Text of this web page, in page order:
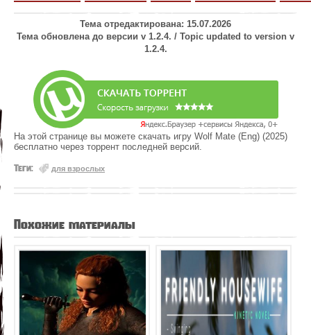
Тема отредактирована: 15.07.2026
Тема обновлена до версии v 1.2.4. / Topic updated to version v
1.2.4.
На этой странице вы можете скачать игру Wolf Mate (Eng) (2025)
бесплатно через торрент последней версий.
Теги: для взрослых
Похожие материалы